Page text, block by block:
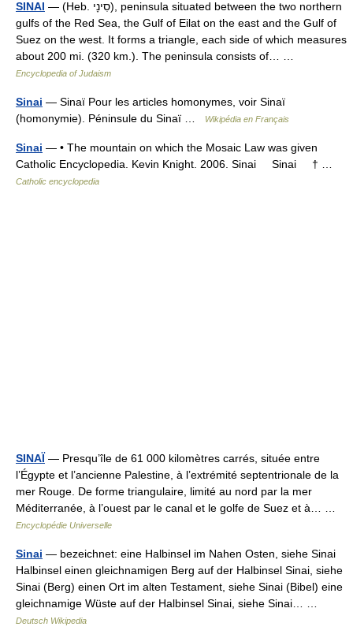
SINAI — (Heb. סִינָי), peninsula situated between the two northern
gulfs of the Red Sea, the Gulf of Eilat on the east and the Gulf of
Suez on the west. It forms a triangle, each side of which measures
about 200 mi. (320 km.). The peninsula consists of… …
Encyclopedia of Judaism
Sinai — Sinaï Pour les articles homonymes, voir Sinaï
(homonymie). Péninsule du Sinaï …
Wikipédia en Français
Sinai — • The mountain on which the Mosaic Law was given
Catholic Encyclopedia. Kevin Knight. 2006. Sinai Sinai † …
Catholic encyclopedia
SINAÏ — Presqu’île de 61 000 kilomètres carrés, située entre
l’Égypte et l’ancienne Palestine, à l’extrémité septentrionale de la
mer Rouge. De forme triangulaire, limité au nord par la mer
Méditerranée, à l’ouest par le canal et le golfe de Suez et à… …
Encyclopédie Universelle
Sinai — bezeichnet: eine Halbinsel im Nahen Osten, siehe Sinai
Halbinsel einen gleichnamigen Berg auf der Halbinsel Sinai, siehe
Sinai (Berg) einen Ort im alten Testament, siehe Sinai (Bibel) eine
gleichnamige Wüste auf der Halbinsel Sinai, siehe Sinai… …
Deutsch Wikipedia